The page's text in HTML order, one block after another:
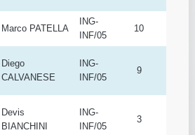
Donato
MALERBA
ING-
INF/05
ING-
INF/05
Diego
ING-